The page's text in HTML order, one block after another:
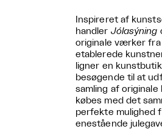
Inspireret af
handler Jólasýning
originale værker fra
etablerede
ligner en
besøgende til at
samling af
købes med det
perfekte mulighed
enestående